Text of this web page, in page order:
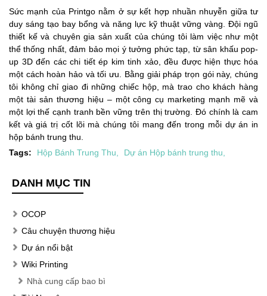
Sức mạnh của Printgo nằm ở sự kết hợp nhuần nhuyễn giữa tư
duy sáng tạo bay bổng và năng lực kỹ thuật vững vàng. Đội ngũ
thiết kế và chuyên gia sản xuất của chúng tôi làm việc như một
thể thống nhất, đảm bảo mọi ý tưởng phức tạp, từ sân khấu pop-
up 3D đến các chi tiết ép kim tinh xảo, đều được hiện thực hóa
một cách hoàn hảo và tối ưu. Bằng giải pháp trọn gói này, chúng
tôi không chỉ giao đi những chiếc hộp, mà trao cho khách hàng
một tài sản thương hiệu – một công cụ marketing mạnh mẽ và
một lợi thế cạnh tranh bền vững trên thị trường. Đó chính là cam
kết và giá trị cốt lõi mà chúng tôi mang đến trong mỗi dự án in
hộp bánh trung thu.
Tags:
Hộp Bánh Trung Thu Dự án Hộp bánh trung thu
DANH MỤC TIN
OCOP
Câu chuyện thương hiệu
Dự án nổi bật
Wiki Printing
Nhà cung cấp bao bì